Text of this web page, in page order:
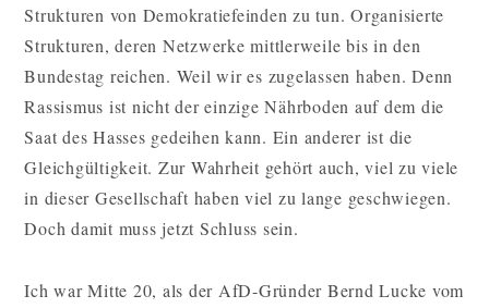
Strukturen von Demokratiefeinden zu tun. Organisierte
Strukturen, deren Netzwerke mittlerweile bis in den
Bundestag reichen. Weil wir es zugelassen haben. Denn
Rassismus ist nicht der einzige Nährboden auf dem die
Saat des Hasses gedeihen kann. Ein anderer ist die
Gleichgültigkeit. Zur Wahrheit gehört auch, viel zu viele
in dieser Gesellschaft haben viel zu lange geschwiegen.
Doch damit muss jetzt Schluss sein.
Ich war Mitte 20, als der AfD-Gründer Bernd Lucke vom